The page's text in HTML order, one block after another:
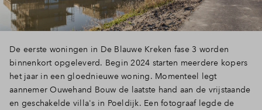
De eerste woningen in De Blauwe Kreken fase 3 worden
binnenkort opgeleverd. Begin 2024 starten meerdere kopers
het jaar in een gloednieuwe woning. Momenteel legt
aannemer Ouwehand Bouw de laatste hand aan de vrijstaande
en geschakelde villa's in Poeldijk. Een fotograaf legde de